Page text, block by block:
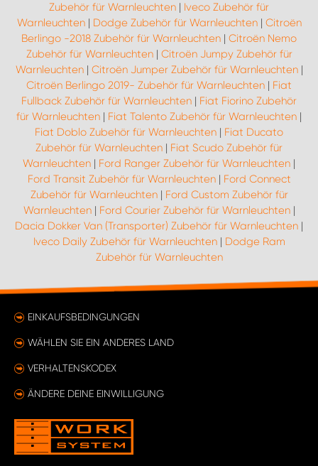
Zubehör für Warnleuchten | Iveco Zubehör für
Warnleuchten| Dodge Zubehör für Warnleuchten| Citroën
Berlingo -2018 Zubehör für Warnleuchten | Citroën Nemo
Zubehör für Warnleuchten| Citroën Jumpy Zubehör für
Warnleuchten| Citroën Jumper Zubehör für Warnleuchten|
Citroën Berlingo 2019- Zubehör für Warnleuchten | Fiat
Fullback Zubehör für Warnleuchten | Fiat Fiorino Zubehör
für Warnleuchten | Fiat Talento Zubehör für Warnleuchten |
Fiat Doblo Zubehör für Warnleuchten | Fiat Ducato
Zubehör für Warnleuchten | Fiat Scudo Zubehör für
Warnleuchten | Ford Ranger Zubehör für Warnleuchten |
Ford Transit Zubehör für Warnleuchten| Ford Connect
Zubehör für Warnleuchten| Ford Custom Zubehör für
Warnleuchten| Ford Courier Zubehör für Warnleuchten|
Dacia Dokker Van (Transporter) Zubehör für Warnleuchten |
Iveco Daily Zubehör für Warnleuchten| Dodge Ram
Zubehör für Warnleuchten
EINKAUFSBEDINGUNGEN
WÄHLEN SIE EIN ANDERES LAND
VERHALTENSKODEX
ÄNDERE DEINE EINWILLIGUNG